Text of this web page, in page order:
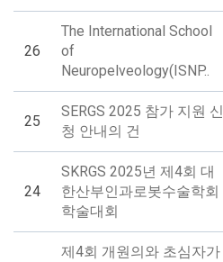
26
The International School
of
Neuropelveology(ISNP..
25
SERGS 2025 참가 지원 신
청 안내의 건
24
SKRGS 2025년 제4회 대
한산부인과로봇수술학회
학술대회
제4회 개원의와 초심자가